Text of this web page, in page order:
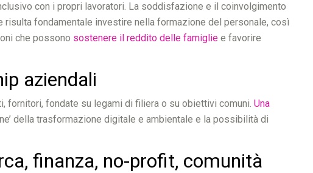
con i propri lavoratori. La soddisfazione e il coinvolgimento
fondamentale investire nella formazione del personale, così
che possono sostenere il reddito delle famiglie e favorire
aziendali
fornitori, fondate su legami di filiera o su obiettivi comuni. Una
della trasformazione digitale e ambientale e la possibilità di
finanza, no-profit, comunità